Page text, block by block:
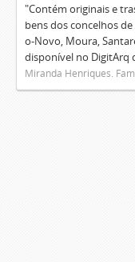
"Contém originais e
bens dos concelhos
o-Novo, Moura,
disponível no DigitArq
Miranda Henriques.